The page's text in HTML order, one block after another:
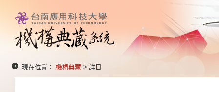
現在位置： 機構典藏 > 詳目